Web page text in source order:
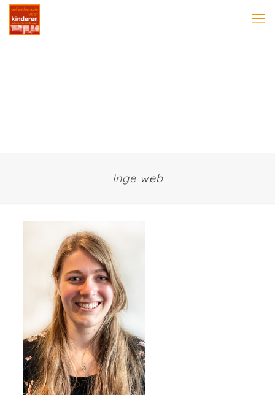
Inge web